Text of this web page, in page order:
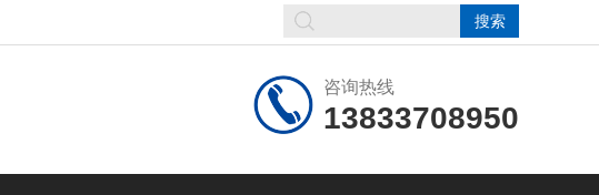
咨询热线
13833708950